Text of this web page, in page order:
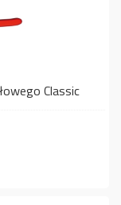
Classic